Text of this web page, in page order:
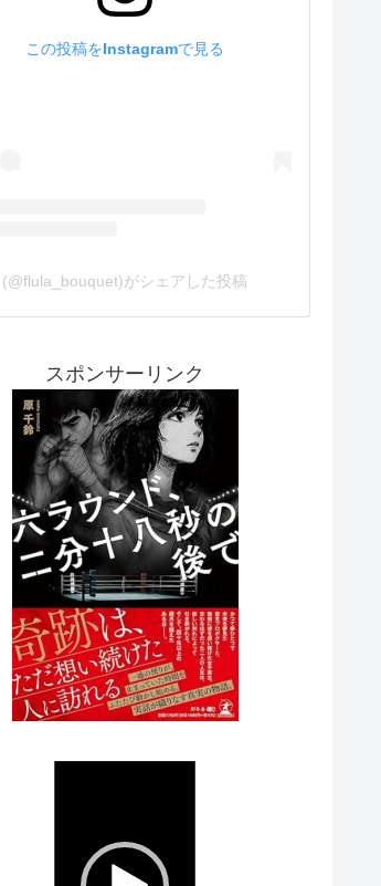
この投稿をInstagramで見る
(@flula_bouquet)がシェアした投稿
スポンサーリンク
レ